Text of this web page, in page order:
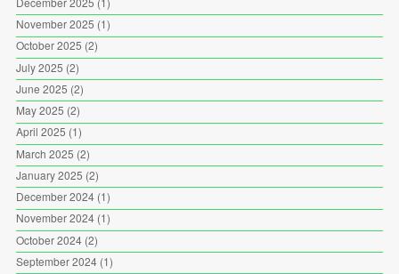
November 2025 (1)
October 2025 (2)
July 2025 (2)
June 2025 (2)
May 2025 (2)
April 2025 (1)
March 2025 (2)
January 2025 (2)
December 2024(1)
November 2024(1)
October 2024(2)
September 2024(1)